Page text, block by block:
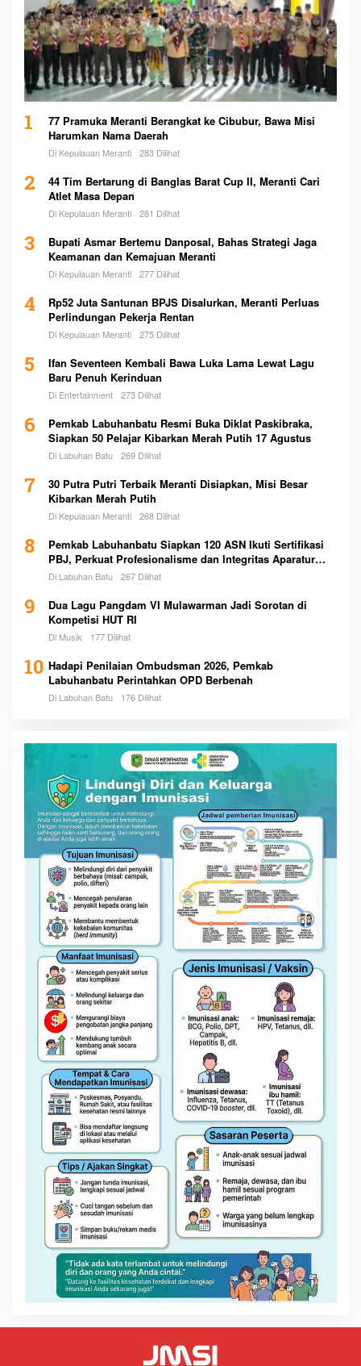
1
77 Pramuka Meranti Berangkat ke Cibubur, Bawa Misi
Harumkan Nama Daerah
Di Kepulauan Meranti 283 Dilihat
2
44 Tim Bertarung di Banglas Barat Cup II, Meranti Cari
Atlet Masa Depan
Di Kepulauan Meranti 281 Dilihat
3
Bupati Asmar Bertemu Danposal, Bahas Strategi Jaga
Keamanan dan Kemajuan Meranti
Di Kepulauan Meranti 277 Dilihat
4
Rp52 Juta Santunan BPJS Disalurkan, Meranti Perluas
Perlindungan Pekerja Rentan
Di Kepulauan Meranti 275 Dilihat
5
Ifan Seventeen Kembali Bawa Luka Lama Lewat Lagu
Baru Penuh Kerinduan
Di Entertainment 273 Dilihat
6
Pemkab Labuhanbatu Resmi Buka Diklat Paskibraka,
Siapkan 50 Pelajar Kibarkan Merah Putih 17 Agustus
Di Labuhan Batu 269 Dilihat
7
30 Putra Putri Terbaik Meranti Disiapkan, Misi Besar
Kibarkan Merah Putih
Di Kepulauan Meranti 268 Dilihat
8
Pemkab Labuhanbatu Siapkan 120 ASN Ikuti Sertifikasi
PBJ, Perkuat Profesionalisme dan Integritas Aparatur
Pemerintah
Di Labuhan Batu 267 Dilihat
9
Dua Lagu Pangdam VI Mulawarman Jadi Sorotan di
Kompetisi HUT RI
Di Musik 177 Dilihat
10 Hadapi Penilaian Ombudsman 2026, Pemkab
Labuhanbatu Perintahkan OPD Berbenah
Di Labuhan Batu 176 Dilihat